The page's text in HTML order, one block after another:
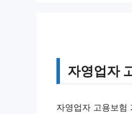
자영업자
자영업자 고용보험